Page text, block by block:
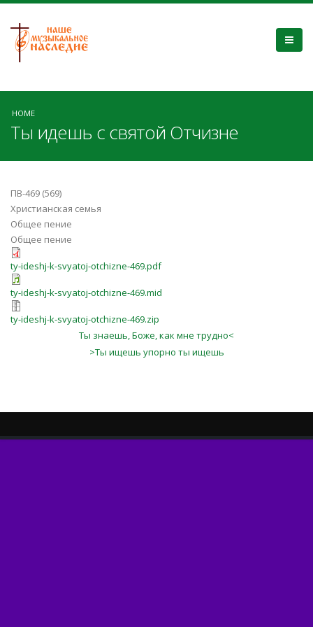
HOME
Ты идешь с святой Отчизне
ПВ-469 (569)
Христианская семья
Общее пение
Общее пение
ty-ideshj-k-svyatoj-otchizne-469.pdf
ty-ideshj-k-svyatoj-otchizne-469.mid
ty-ideshj-k-svyatoj-otchizne-469.zip
Ты знаешь, Боже, как мне трудно<
>Ты ищешь упорно ты ищешь